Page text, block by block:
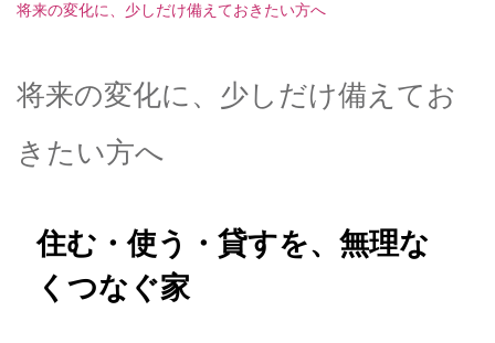
将来の変化に、少しだけ備えておきたい方へ
将来の変化に、少しだけ備えてお
きたい方へ
住む・使う・貸すを、無理な
くつなぐ家